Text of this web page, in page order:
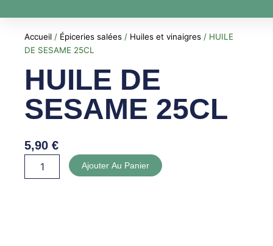
Accueil / Épiceries salées / Huiles et vinaigres / HUILE
DE SESAME 25CL
HUILE DE
SESAME 25CL
5,90€
Ajouter Au Panier